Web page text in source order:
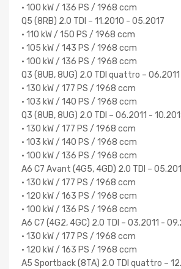
• 100 kW / 136 PS / 1968 ccm
Q5 (8RB) 2.0 TDI – 11.2010 - 05.2017
• 110 kW / 150 PS / 1968 ccm
• 105 kW / 143 PS / 1968 ccm
• 100 kW / 136 PS / 1968 ccm
Q3 (8UB, 8UG) 2.0 TDI quattro –
• 130 kW / 177 PS / 1968 ccm
• 103 kW / 140 PS / 1968 ccm
Q3 (8UB, 8UG) 2.0 TDI – 06.2011 -
• 130 kW / 177 PS / 1968 ccm
• 103 kW / 140 PS / 1968 ccm
• 100 kW / 136 PS / 1968 ccm
A6 C7 Avant (4G5, 4GD) 2.0 TDI –
• 130 kW / 177 PS / 1968 ccm
• 120 kW / 163 PS / 1968 ccm
• 100 kW / 136 PS / 1968 ccm
A6 C7 (4G2, 4GC) 2.0 TDI – 03.2011 -
• 130 kW / 177 PS / 1968 ccm
• 120 kW / 163 PS / 1968 ccm
A5 Sportback (8TA) 2.0 TDI quattro –